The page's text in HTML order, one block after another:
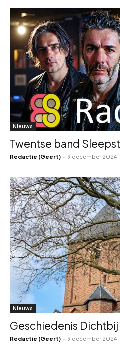
Nieuws
Twentse band
Redactie (Geert) - 9 december 2024
Nieuws
Geschiedenis Dichtbij
Redactie (Geert) - 9 december 2024